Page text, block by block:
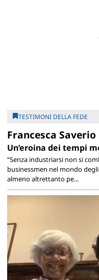
TESTIMONI DELLA FEDE
Francesca
Un’eroina dei tempi
“Senza industriarsi non si
businessmen nel mondo
almeno altrettanto pe...